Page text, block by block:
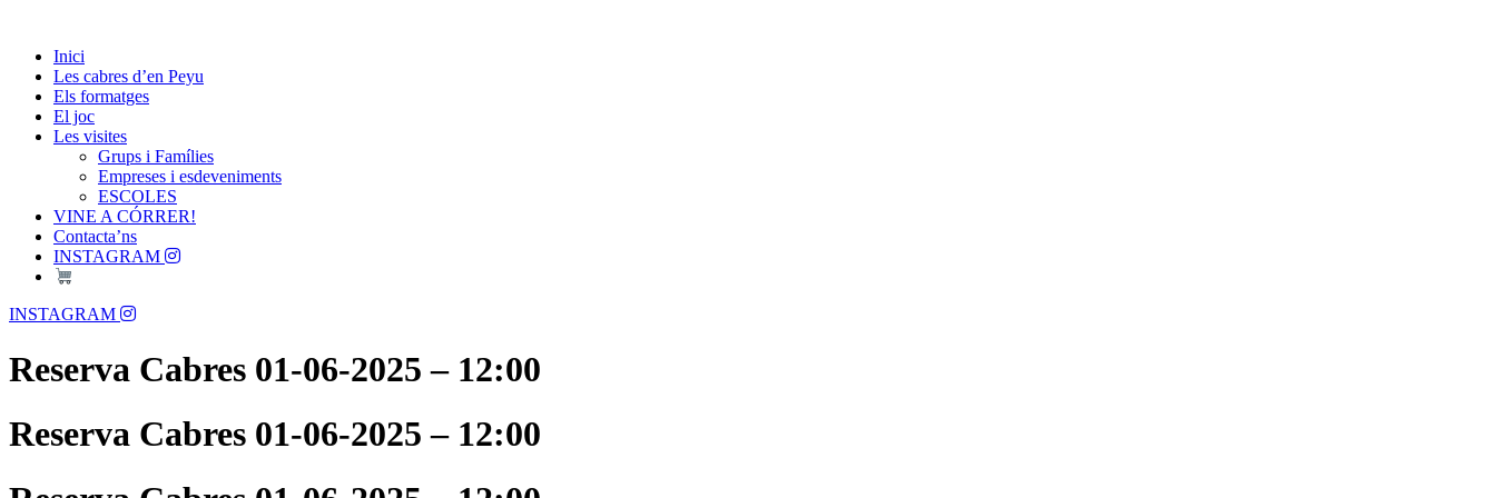
content
Les Cabres d'en Peyu
Inici
Les cabres d’en Peyu
Els formatges
El joc
Les visites
Grups i Famílies
Empreses i esdeveniments
ESCOLES
VINE A CÓRRER!
Contacta’ns
INSTAGRAM
Menu
INSTAGRAM
Reserva Cabres 01-06-2025 – 12:00
Reserva Cabres 01-06-2025 – 12:00